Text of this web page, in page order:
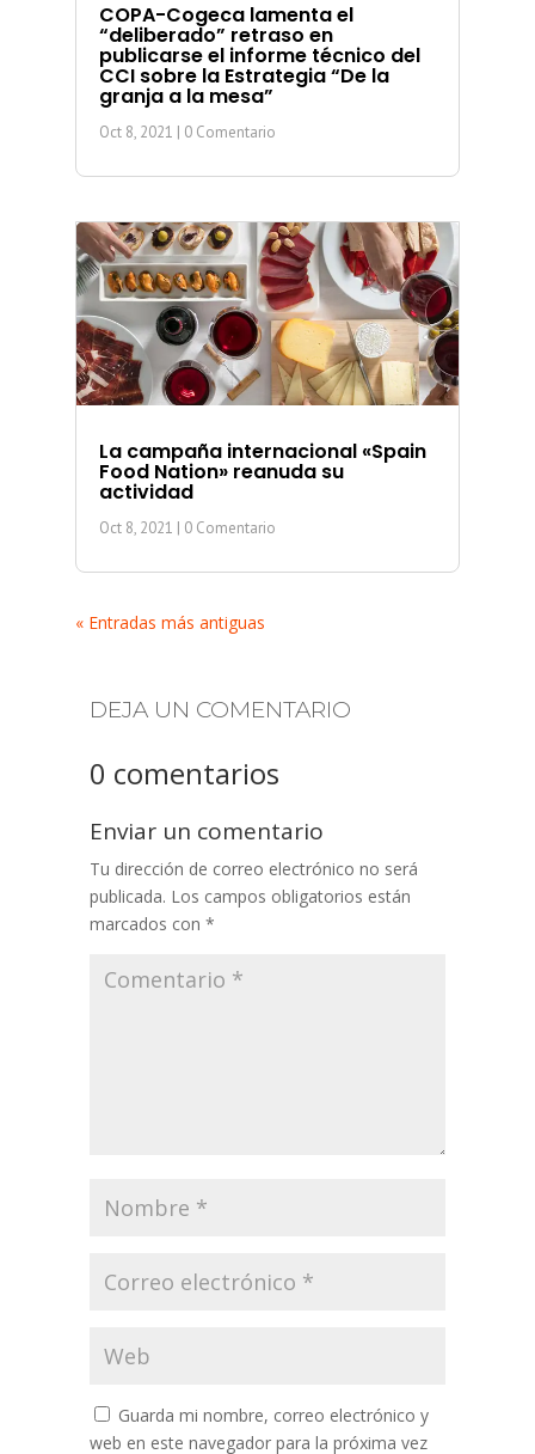
COPA-Cogeca lamenta el
“deliberado” retraso en
publicarse el informe técnico del
CCI sobre la Estrategia “De la
granja a la mesa”
Oct 8, 2021 | 0 Comentario
La campaña internacional «Spain
Food Nation» reanuda su
actividad
Oct 8, 2021 | 0 Comentario
« Entradas más antiguas
DEJA UN COMENTARIO
0 comentarios
Enviar un comentario
Tu dirección de correo electrónico no será
publicada. Los campos obligatorios están
marcados con *
Guarda mi nombre, correo electrónico y
web en este navegador para la próxima vez